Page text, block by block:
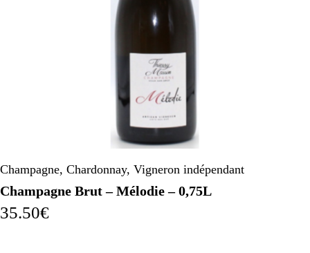
Champagne, Chardonnay, Vigneron indépendant
Champagne Brut – Mélodie – 0,75L
35.50€